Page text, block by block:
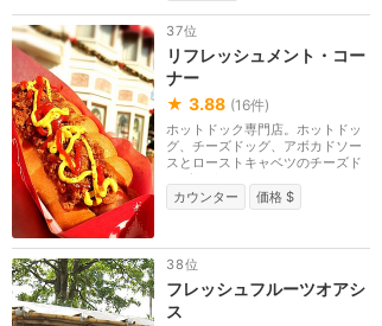
37位
リフレッシュメント・コー
ナー
★ 3.88 (16件)
ホットドック専門店。ホットドッ
グ、チーズドッグ、アボカドソー
スとローストキャベツのチーズド
ッグなど。テラス...
カウンター
価格 $
38位
フレッシュフルーツオアシ
ス